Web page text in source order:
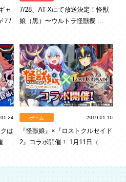
ャ
７/
7/28、AT-Xにて放送決定！怪獣
娘（黒）〜ウルトラ怪獣擬 …
は
ゲーム 2019.01.10
『怪獣娘』×『ロストクルセイド
2』コラボ開催！ 1月11日（ …